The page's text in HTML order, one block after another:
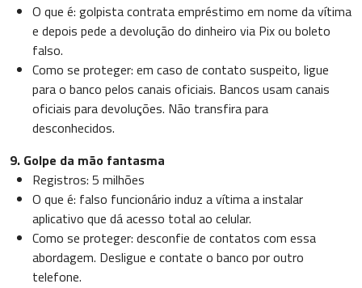
O que é: golpista contrata empréstimo em nome da vítima
e depois pede a devolução do dinheiro via Pix ou boleto
falso.
Como se proteger: em caso de contato suspeito, ligue
para o banco pelos canais oficiais. Bancos usam canais
oficiais para devoluções. Não transfira para
desconhecidos.
9. Golpe da mão fantasma
Registros: 5 milhões
O que é: falso funcionário induz a vítima a instalar
aplicativo que dá acesso total ao celular.
Como se proteger: desconfie de contatos com essa
abordagem. Desligue e contate o banco por outro
telefone.